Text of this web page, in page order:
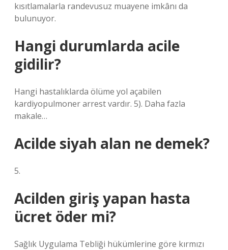
kısıtlamalarla randevusuz muayene imkânı da
bulunuyor.
Hangi durumlarda acile
gidilir?
Hangi hastalıklarda ölüme yol açabilen
kardiyopulmoner arrest vardır. 5). Daha fazla
makale…
Acilde siyah alan ne demek?
5.
Acilden giriş yapan hasta
ücret öder mi?
Sağlık Uygulama Tebliği hükümlerine göre kırmızı